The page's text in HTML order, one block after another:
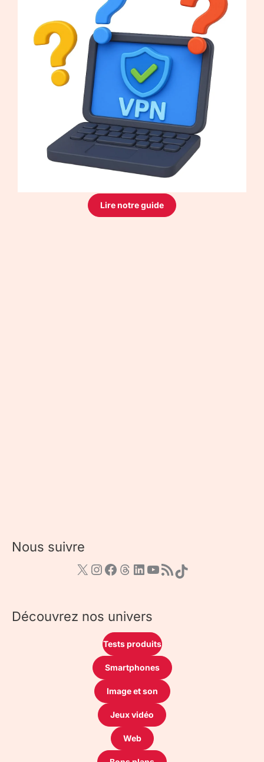
Lire notre guide
Nous suivre
Découvrez nos univers
Tests produits
Smartphones
Image et son
Jeux vidéo
Web